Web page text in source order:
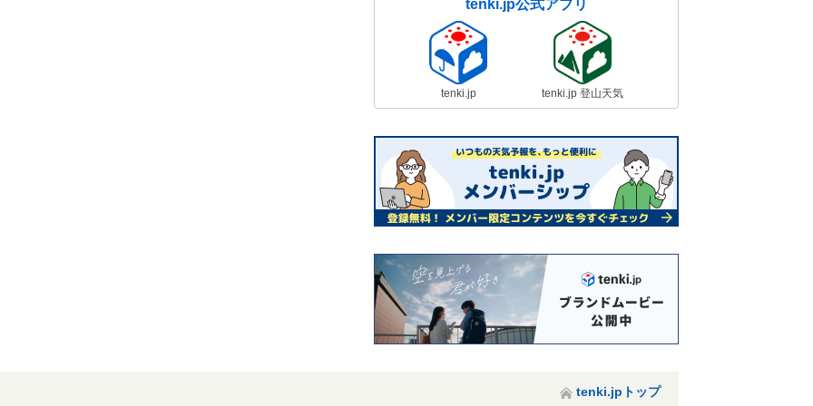
tenki.jp公式アプリ
tenki.jp tenki.jp 登山天気
tenki.jpトップ